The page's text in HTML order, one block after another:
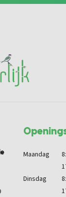
Maandag
Dinsdag